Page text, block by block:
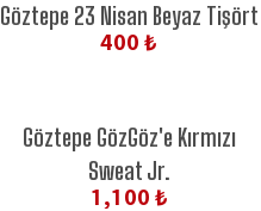
Göztepe 23 Nisan Beyaz Tişört
400 ₺
Göztepe GözGöz'e Kırmızı
Sweat Jr.
1,100 ₺